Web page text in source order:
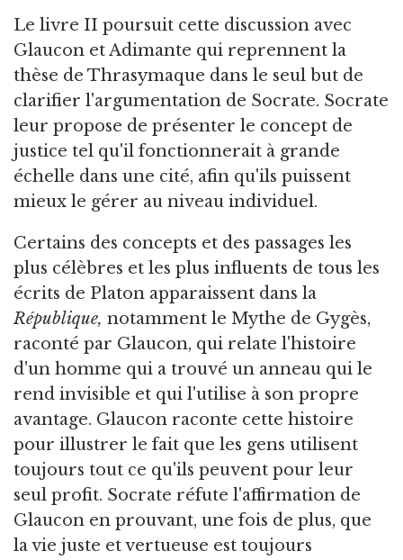
Le livre II poursuit cette discussion avec
Glaucon et Adimante qui reprennent la
thèse de Thrasymaque dans le seul but de
clarifier l'argumentation de Socrate. Socrate
leur propose de présenter le concept de
justice tel qu'il fonctionnerait à grande
échelle dans une cité, afin qu'ils puissent
mieux le gérer au niveau individuel.
Certains des concepts et des passages les
plus célèbres et les plus influents de tous les
écrits de Platon apparaissent dans la
République, notamment le Mythe de Gygès,
raconté par Glaucon, qui relate l'histoire
d'un homme qui a trouvé un anneau qui le
rend invisible et qui l'utilise à son propre
avantage. Glaucon raconte cette histoire
pour illustrer le fait que les gens utilisent
toujours tout ce qu'ils peuvent pour leur
seul profit. Socrate réfute l'affirmation de
Glaucon en prouvant, une fois de plus, que
la vie juste et vertueuse est toujours